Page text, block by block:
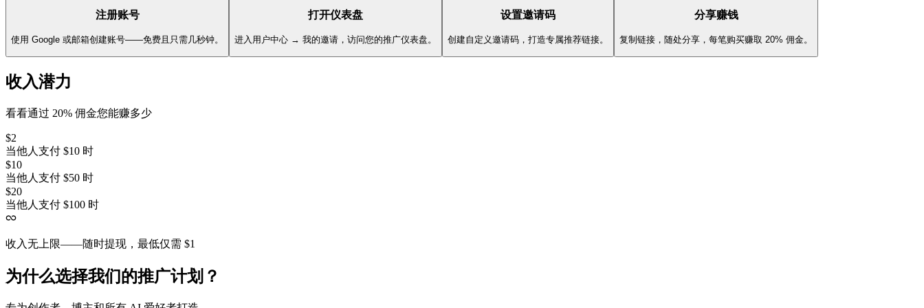
注册账号
使用 Google 或邮箱创建账号——免费且只需几秒钟。
打开仪表盘
进入用户中心 → 我的邀请，访问您的推广仪表盘。
设置邀请码
创建自定义邀请码，打造专属推荐链接。
分享赚钱
复制链接，随处分享，每笔购买赚取 20% 佣金。
收入潜力
看看通过 20% 佣金您能赚多少
$2
当他人支付 $10 时
$10
当他人支付 $50 时
$20
当他人支付 $100 时
收入无上限——随时提现，最低仅需 $1
为什么选择我们的推广计划？